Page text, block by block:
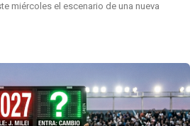
miércoles el escenario de una nueva